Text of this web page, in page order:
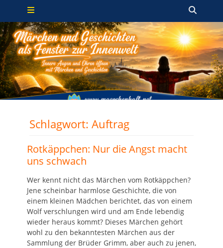
Zum
springen
Primäres Menü
Schlagwort: Auftrag
Rotkäppchen: Nur die Angst macht
uns schwach
Wer kennt nicht das Märchen vom Rotkäppchen?
Jene scheinbar harmlose Geschichte, die von
einem kleinen Mädchen berichtet, das von einem
Wolf verschlungen wird und am Ende lebendig
wieder heraus kommt? Dieses Märchen gehört
wohl zu den bekanntesten Märchen aus der
Sammlung der Brüder Grimm, aber auch zu jenen,